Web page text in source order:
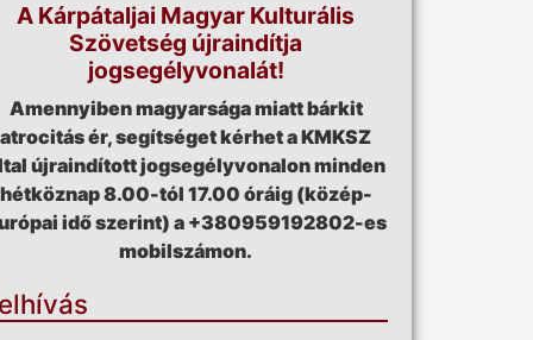
A Kárpátaljai Magyar Kulturális
Szövetség újraindítja
jogsegélyvonalát!
Amennyiben magyarsága miatt bárkit
atrocitás ér, segítséget kérhet a KMKSZ
újraindított jogsegélyvonalon minden
hétköznap 8.00-tól 17.00 óráig (közép-
idő szerint) a +380959192802-es
mobilszámon.